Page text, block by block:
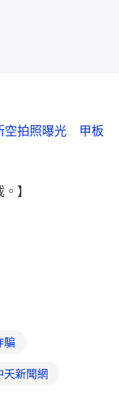
拍照曝光　甲板
】
騙
天新聞網